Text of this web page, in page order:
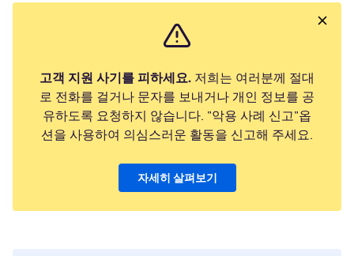
고객 지원 사기를 피하세요. 저희는 여러분께 절대
로 전화를 걸거나 문자를 보내거나 개인 정보를 공
유하도록 요청하지 않습니다. "악용 사례 신고"옵
션을 사용하여 의심스러운 활동을 신고해 주세요.
자세히 살펴보기